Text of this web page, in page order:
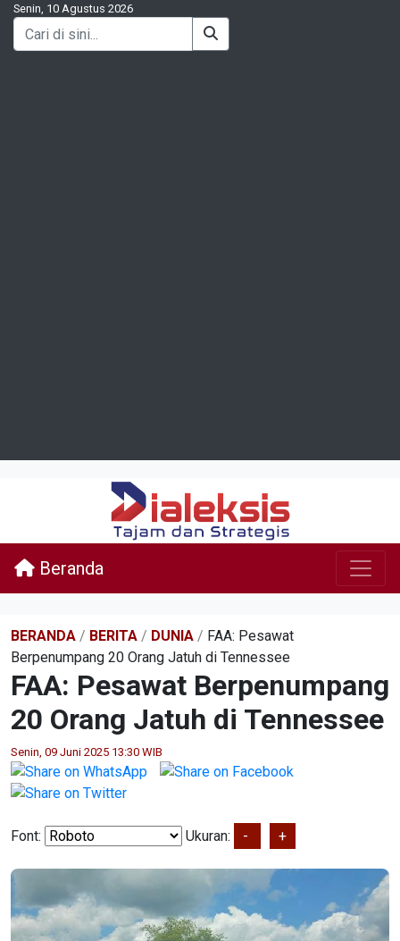
Senin, 10 Agustus 2026
Beranda
BERANDA / BERITA / DUNIA / FAA: Pesawat
Berpenumpang 20 Orang Jatuh di Tennessee
FAA: Pesawat Berpenumpang
20 Orang Jatuh di Tennessee
Senin, 09 Juni 2025 13:30 WIB
Font: Ukuran: - +